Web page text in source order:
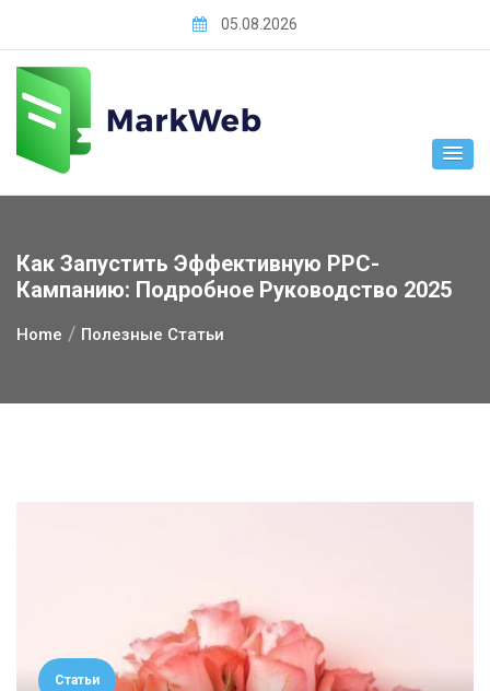
content
05.08.2026
Как Запустить Эффективную PPC-
Кампанию: Подробное Руководство 2025
Home Полезные Статьи
Статьи